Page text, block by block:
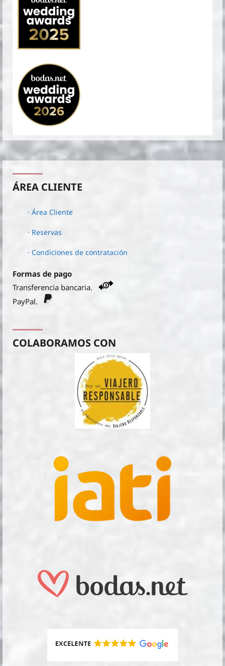
ÁREA CLIENTE
· Área Cliente
· Reservas
· Condiciones de contratación
Formas de pago
Transferencia bancaria.
PayPal.
COLABORAMOS CON